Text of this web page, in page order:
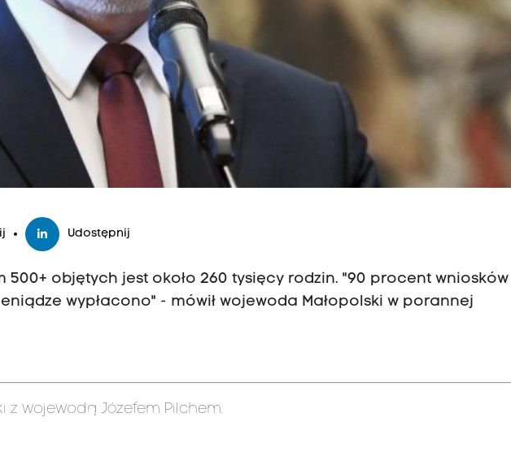
Udostępnij
500+ objętych jest około 260 tysięcy rodzin. "90 procent wniosków
wypłacono" - mówił wojewoda Małopolski w porannej
z wojewodą Józefem Pilchem.